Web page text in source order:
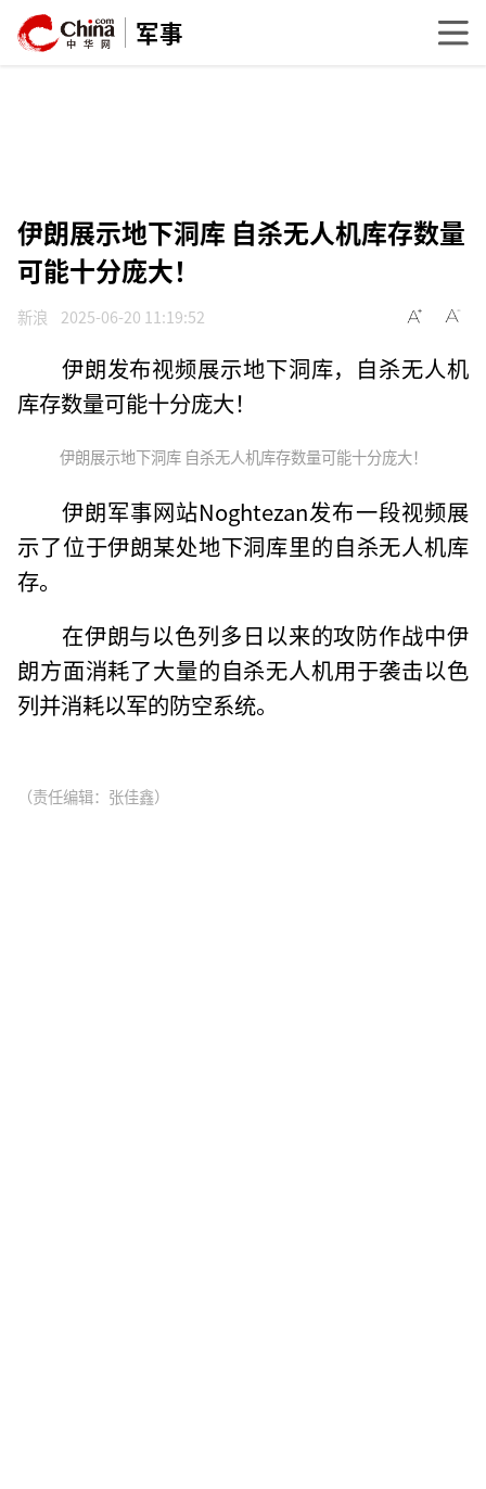
军事
伊朗展示地下洞库 自杀无人机库存数量
可能十分庞大！
新浪 2025-06-20 11:19:52
伊朗发布视频展示地下洞库，自杀无人机
库存数量可能十分庞大！
伊朗展示地下洞库 自杀无人机库存数量可能十分庞大！
伊朗军事网站Noghtezan发布一段视频展
示了位于伊朗某处地下洞库里的自杀无人机库
存。
在伊朗与以色列多日以来的攻防作战中伊
朗方面消耗了大量的自杀无人机用于袭击以色
列并消耗以军的防空系统。
（责任编辑：张佳鑫）